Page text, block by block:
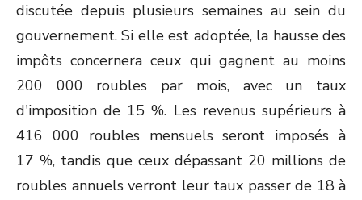
discutée depuis plusieurs semaines au sein du
gouvernement. Si elle est adoptée, la hausse des
impôts concernera ceux qui gagnent au moins
200 000 roubles par mois, avec un taux
d'imposition de 15 %. Les revenus supérieurs à
416 000 roubles mensuels seront imposés à
17 %, tandis que ceux dépassant 20 millions de
roubles annuels verront leur taux passer de 18 à